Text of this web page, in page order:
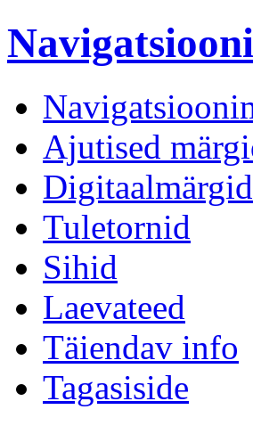
Ajutised
Digitaalmärgid
Tuletornid
Sihid
Laevateed
Täiendav info
Tagasiside